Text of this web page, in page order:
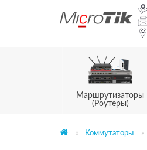
Маршрутизаторы
(Роутеры)
Коммутаторы